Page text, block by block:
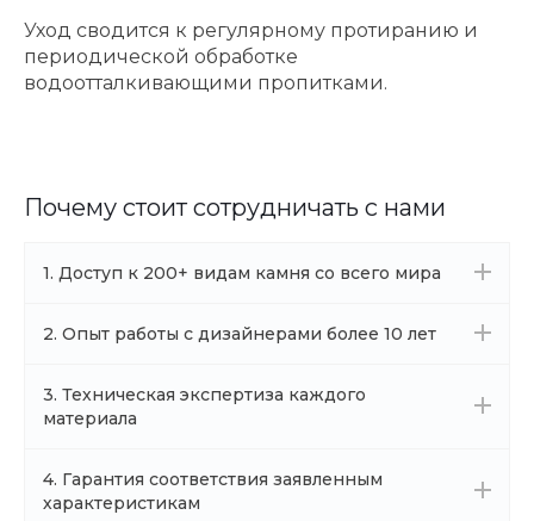
Уход сводится к регулярному протиранию и
периодической обработке
водоотталкивающими пропитками.
Почему стоит сотрудничать с нами
1. Доступ к 200+ видам камня со всего мира
2. Опыт работы с дизайнерами более 10 лет
3. Техническая экспертиза каждого
материала
4. Гарантия соответствия заявленным
характеристикам